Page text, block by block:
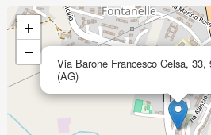
Via Barone Francesco Celsa, 33,
(AG)
+
−